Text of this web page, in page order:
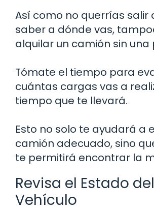
Así como no querrías salir
saber a dónde vas,
alquilar un camión sin una
Tómate el tiempo para
cuántas cargas vas a
tiempo que te llevará.
Esto no solo te ayudará a
camión adecuado, sino
te permitirá encontrar la
Revisa el Estado del
Vehículo